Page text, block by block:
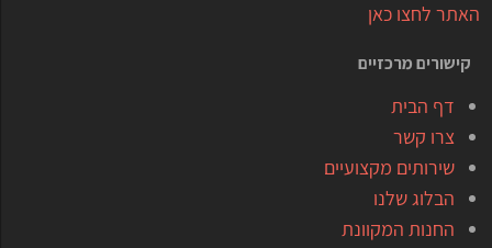
האתר לחצו כאן
קישורים מרכזיים
דף הבית
צרו קשר
שירותים מקצועיים
הבלוג שלנו
החנות המקוונת